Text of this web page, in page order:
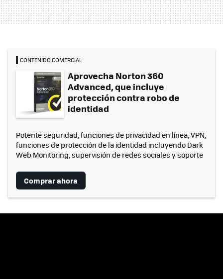
CONTENIDO COMERCIAL
Aprovecha Norton 360
Advanced, que incluye
protección contra robo de
identidad
Potente seguridad, funciones de privacidad en línea, VPN,
funciones de protección de la identidad incluyendo Dark
Web Monitoring, supervisión de redes sociales y soporte
Comprar ahora